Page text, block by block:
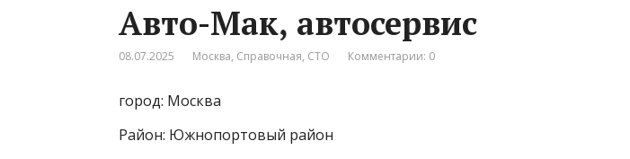
Авто-Мак, автосервис
08.07.2025 Москва, Справочная, СТО Комментарии: 0
город: Москва
Район: Южнопортовый район